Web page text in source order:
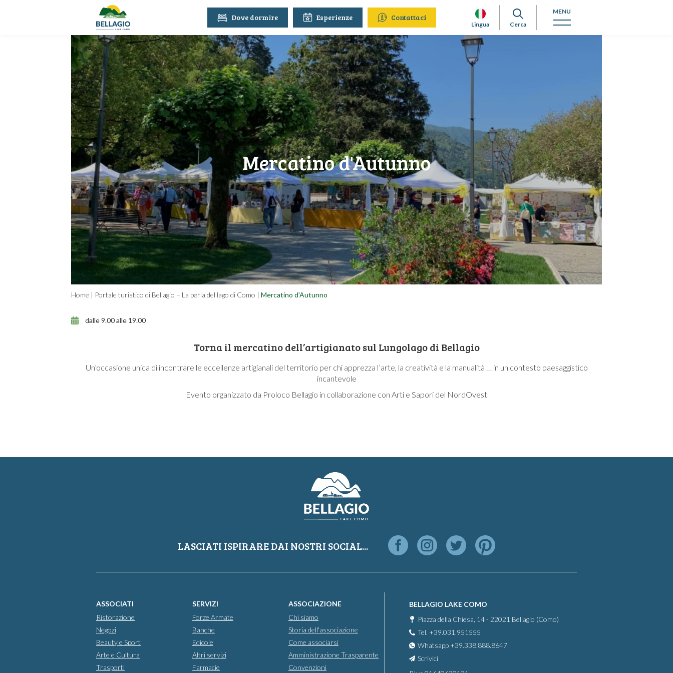
MENU
Cerca
Lingua
Contattaci
Esperienze
Dove dormire
Mercatino d'Autunno
Home | Portale turistico di Bellagio – La perla del lago di Como | Mercatino d'Autunno
dalle 9.00 alle 19.00
Torna il mercatino dell’artigianato sul Lungolago di Bellagio
Un’occasione unica di incontrare le eccellenze artigianali del territorio per chi apprezza l’arte, la creatività e la manualità … in un contesto paesaggistico
incantevole
Evento organizzato da Proloco Bellagio in collaborazione con Arti e Sapori del NordOvest
LASCIATI ISPIRARE DAI NOSTRI SOCIAL...
ASSOCIATI
Ristorazione
Negozi
Beauty e Sport
Arte e Cultura
Trasporti
SERVIZI
Forze Armate
Banche
Edicole
Altri servizi
Farmacie
ASSOCIAZIONE
Chi siamo
Storia dell'associazione
Come associarsi
Amministrazione Trasparente
Convenzioni
BELLAGIO LAKE COMO
Piazza della Chiesa, 14 - 22021 Bellagio (Como)
Tel. +39.031.951555
Whatsapp +39.338.888.8647
Scrivici